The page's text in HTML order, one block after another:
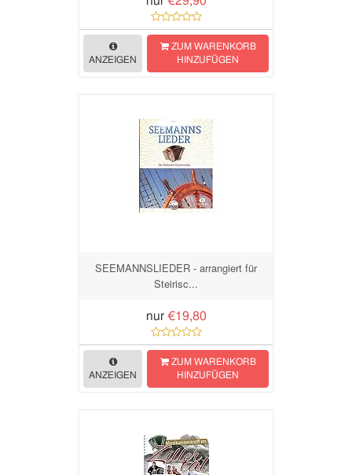
ANZEIGEN
ZUM WARENKORB
HINZUFÜGEN
SEEMANNSLIEDER - arrangiert für
Steirisc...
nur €19,80
ANZEIGEN
ZUM WARENKORB
HINZUFÜGEN